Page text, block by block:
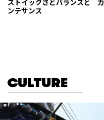
ストイックさとバランスと カ
ンテサンス
CULTURE